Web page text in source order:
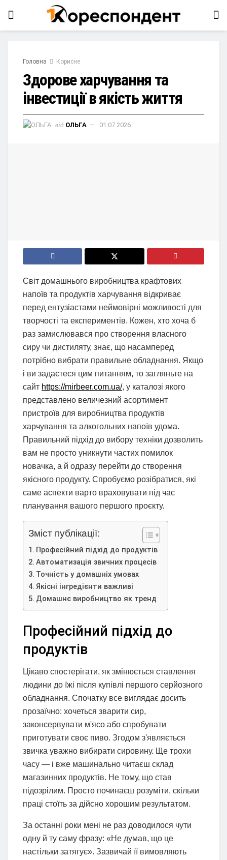
Головна Корисне
Здорове харчування та
інвестиції в якість життя
від ОЛЬГА 01.07.2026
Світ домашнього виробництва крафтових
напоїв та продуктів харчування відкриває
перед ентузіастами неймовірні можливості для
творчості та експериментів. Кожен, хто хоча б
раз замислювався про створення власного
сиру чи дистиляту, знає, що насамперед
потрібно вибрати правильне обладнання. Якщо
і ви задаєтеся цим питанням, то загляньте на
сайт https://mirbeer.com.ua/, у каталозі якого
представлено величезний асортимент
пристроїв для виробництва продуктів
харчування та алкогольних напоїв удома.
Правильний підхід до вибору техніки дозволить
вам не просто уникнути частих помилок
новачка, а й одразу перейти до створення
якісного продукту. Спробуємо розібратися, які
саме аспекти варто враховувати під час
планування вашого першого проєкту.
Зміст публікації:
Професійний підхід до продуктів
Автоматизація звичних процесів
Точність у домашніх умовах
Якісні інгредієнти важливі
Домашнє виробництво як тренд
Професійний підхід до
продуктів
Цікаво спостерігати, як змінюється ставлення
людини до їжі після купівлі першого серйозного
обладнання. Спочатку все виглядає досить
прозаїчно: хочеться зварити сир,
законсервувати м'ясо або спробувати
приготувати своє пиво. Згодом з'являється
звичка уважно вибирати сировину. Ще трохи
часу — і вже машинально читаєш склад
магазинних продуктів. Не тому, що став
підозрілим. Просто починаєш розуміти, скільки
праці стоїть за дійсно хорошим результатом.
За останні роки мені не раз доводилося чути
одну й ту саму фразу: «Не думав, що це
настільки затягує». Зазвичай її вимовляють